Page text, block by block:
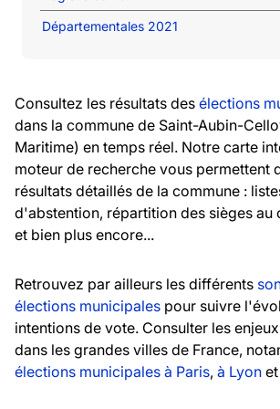
Départementales 2021
Consultez les résultats des élections
dans la commune de Saint-Aubin-
Maritime) en temps réel. Notre carte
moteur de recherche vous permettent
résultats détaillés de la commune :
d'abstention, répartition des sièges au
et bien plus encore...
Retrouvez par ailleurs les différents
élections municipales pour suivre
intentions de vote. Consulter les
dans les grandes villes de France,
élections municipales à Paris, à Lyon et